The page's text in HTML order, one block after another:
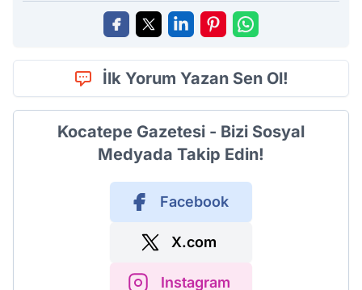
İlk Yorum Yazan Sen Ol!
Kocatepe Gazetesi - Bizi Sosyal
Medyada Takip Edin!
Facebook
X.com
Instagram